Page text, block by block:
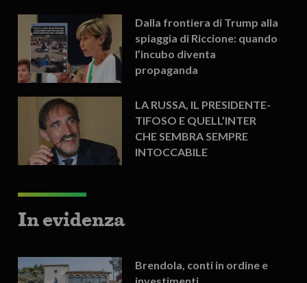
Dalla frontiera di Trump alla
spiaggia di Riccione: quando
l’incubo diventa
propaganda
LA RUSSA, IL PRESIDENTE-
TIFOSO E QUELL’INTER
CHE SEMBRA SEMPRE
INTOCCABILE
In evidenza
Brendola, conti in ordine e
investimenti